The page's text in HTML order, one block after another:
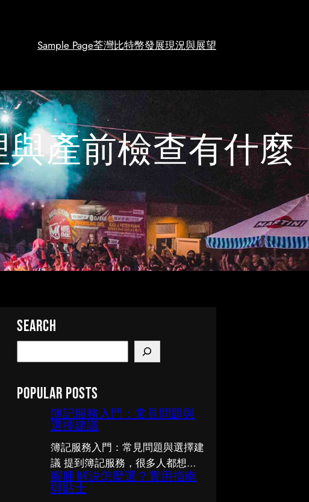
Sample Page荃灣比特幣發展現況與展望
產前檢查有什麼
Search
e
r
Popular Posts
簿記服務入門：常見問題與
選擇建議
簿記服務入門：常見問題與選擇建
議 提到簿記服務，很多人都想了
解多一點，卻不知從何入手。市面
上資訊繁多，真假難辨。以下整理
腳腫 解決怎麼選？實用指南
與貼士